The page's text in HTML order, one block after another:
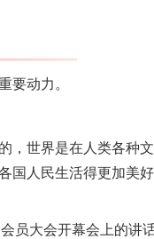
要动力。
，世界是在人类各种
国人民生活得更加美
员大会开幕会上的讲